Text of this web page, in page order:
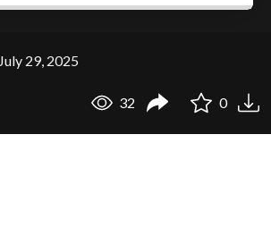
July 29, 2025
32 0